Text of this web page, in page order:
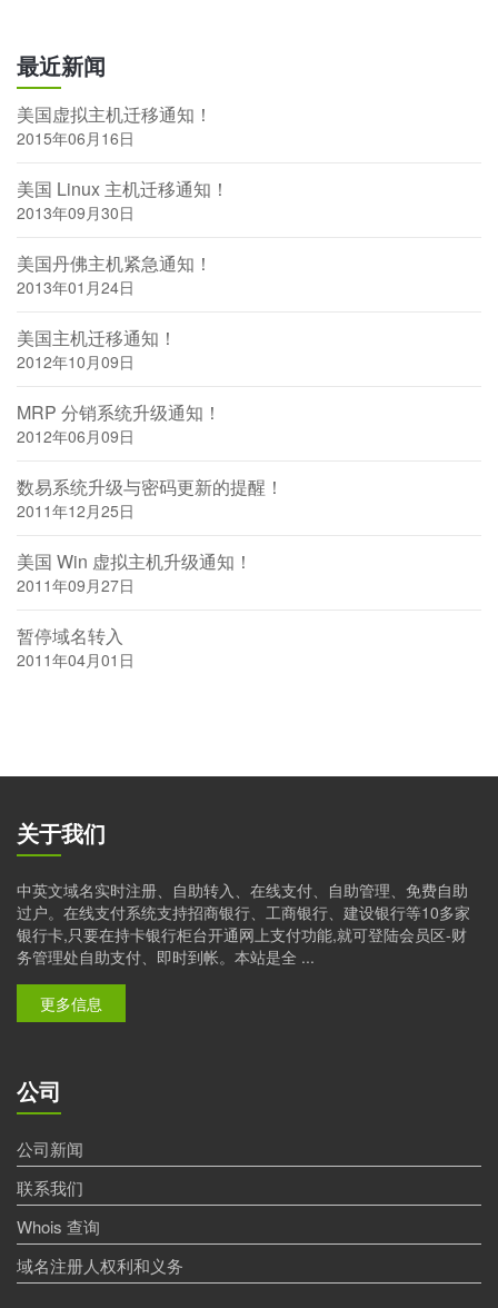
最近新闻
美国虚拟主机迁移通知！
2015年06月16日
美国 Linux 主机迁移通知！
2013年09月30日
美国丹佛主机紧急通知！
2013年01月24日
美国主机迁移通知！
2012年10月09日
MRP 分销系统升级通知！
2012年06月09日
数易系统升级与密码更新的提醒！
2011年12月25日
美国 Win 虚拟主机升级通知！
2011年09月27日
暂停域名转入
2011年04月01日
关于我们
中英文域名实时注册、自助转入、在线支付、自助管理、免费自助
过户。在线支付系统支持招商银行、工商银行、建设银行等10多家
银行卡,只要在持卡银行柜台开通网上支付功能,就可登陆会员区-财
务管理处自助支付、即时到帐。本站是全 ...
更多信息
公司
公司新闻
联系我们
Whois 查询
域名注册人权利和义务